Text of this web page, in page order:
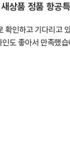
상품 정품 항공
인하고 기다리고
도 좋아서 만족했습